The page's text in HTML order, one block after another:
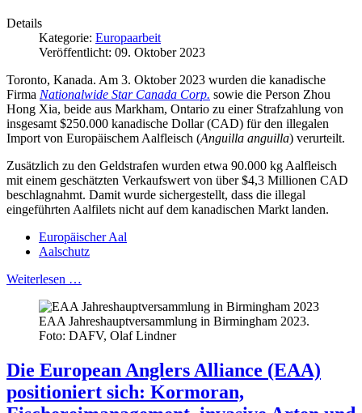
Details
Kategorie: Europaarbeit
Veröffentlicht: 09. Oktober 2023
Toronto, Kanada. Am 3. Oktober 2023 wurden die kanadische
Firma Nationalwide Star Canada Corp. sowie die Person Zhou
Hong Xia, beide aus Markham, Ontario zu einer Strafzahlung von
insgesamt $250.000 kanadische Dollar (CAD) für den illegalen
Import von Europäischem Aalfleisch (Anguilla anguilla) verurteilt.
Zusätzlich zu den Geldstrafen wurden etwa 90.000 kg Aalfleisch
mit einem geschätzten Verkaufswert von über $4,3 Millionen CAD
beschlagnahmt. Damit wurde sichergestellt, dass die illegal
eingeführten Aalfilets nicht auf dem kanadischen Markt landen.
Europäischer Aal
Aalschutz
Weiterlesen …
EAA Jahreshauptversammlung in Birmingham 2023.
Foto: DAFV, Olaf Lindner
Die European Anglers Alliance (EAA)
positioniert sich: Kormoran,